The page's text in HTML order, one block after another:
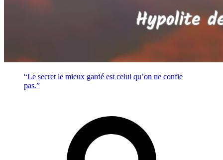
“Le secret le mieux gardé est celui qu’on ne confie
pas.”